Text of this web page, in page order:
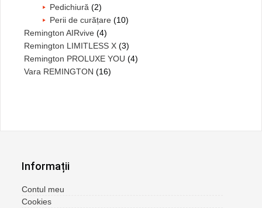
Pedichiură (2)
Perii de curățare (10)
Remington AIRvive (4)
Remington LIMITLESS X (3)
Remington PROLUXE YOU (4)
Vara REMINGTON (16)
Informații
Contul meu
Cookies